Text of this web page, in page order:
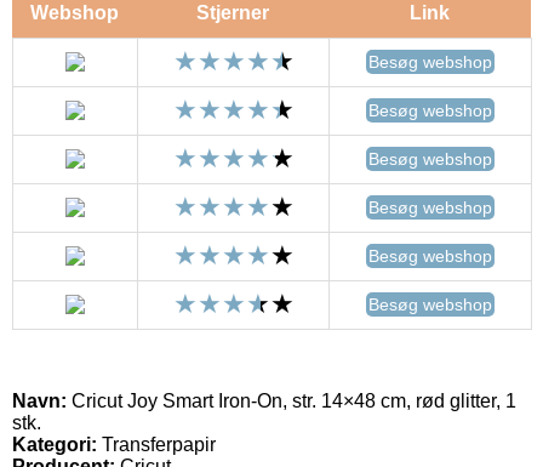
Webshop Stjerner Link
Besøg webshop
Besøg webshop
Besøg webshop
Besøg webshop
Besøg webshop
Besøg webshop
Navn: Cricut Joy Smart Iron-On, str. 14×48 cm, rød glitter, 1
stk.
Kategori: Transferpapir